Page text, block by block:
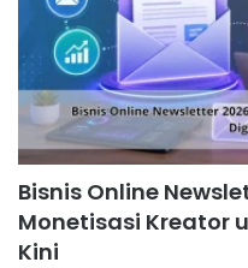
Bisnis Online
Monetisasi Kreator
Kini